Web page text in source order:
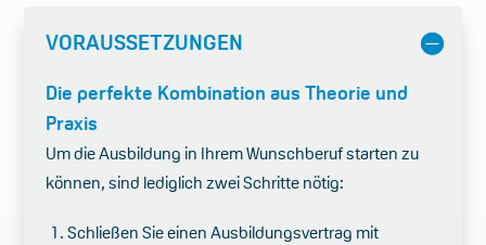
VORAUSSETZUNGEN
Die perfekte Kombination aus Theorie und
Praxis
Um die Ausbildung in Ihrem Wunschberuf starten zu
können, sind lediglich zwei Schritte nötig:
Schließen Sie einen Ausbildungsvertrag mit